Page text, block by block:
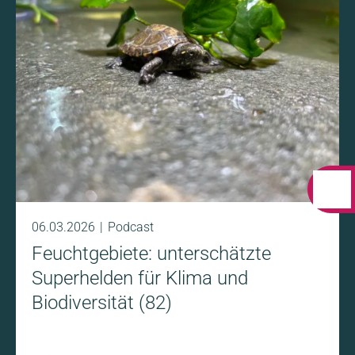
Jahren für die Zoologische Gesellschaft Frankfurt
arbeitet.
06.03.2026 Podcast
Feuchtgebiete: unterschätzte
Superhelden für Klima und
Biodiversität (82)